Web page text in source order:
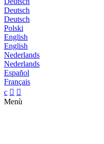
Deutsch
Deutsch
Polski
English
English
Nederlands
Nederlands
Español
Français
c  
Menù